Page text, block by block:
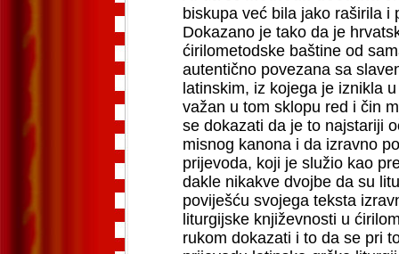
biskupa već bila jako raširila i
Dokazano je tako da je
ćirilometodske baštine od
autentično povezana sa
latinskim, iz kojega je iznikla
važan u tom sklopu red i čin
se dokazati da je to najstariji
misnog kanona i da izravno
prijevoda, koji je služio kao
dakle nikakve dvojbe da su
poviješću svojega teksta
liturgijske književnosti u
rukom dokazati i to da se pri